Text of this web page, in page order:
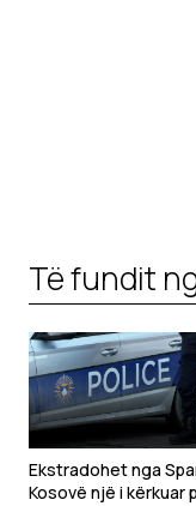
Të fundit
Ekstradohet nga
Kosovë një i kërkuar